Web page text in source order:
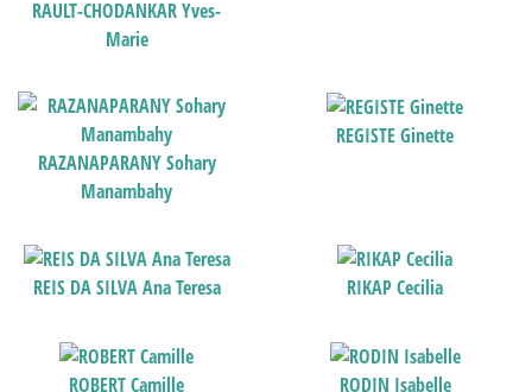
RAULT-CHODANKAR Yves-
Marie
RAZANAPARANY Sohary
Manambahy
REGISTE Ginette
REIS DA SILVA Ana Teresa RIKAP Cecilia
ROBERT Camille RODIN Isabelle